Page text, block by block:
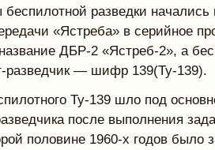
разведки
«Ястреба» в серийное
ДБР-2 «Ястреб-2», а
разведчик — шифр 139(Ту-139).
Ту-139 шло под
после выполнения
половине 1960-х годов было